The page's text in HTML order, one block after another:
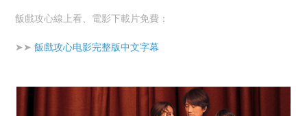
飯戲攻心線上看、電影下載片免費：
➤➤飯戲攻心电影完整版中文字幕